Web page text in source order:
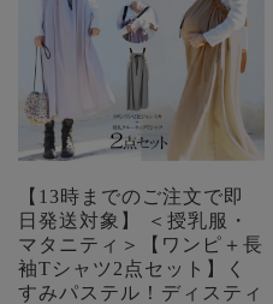
【13時までのご注文で即
日発送対象】 ＜授乳服・
マタニティ＞【ワンピ＋長
袖Tシャツ2点セット】く
すみパステル！ディスティ